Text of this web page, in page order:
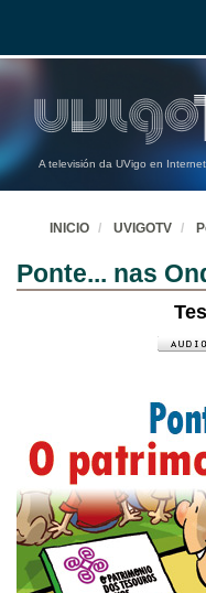
A televisión da UVigo en Internet
INICIO UVIGOTV
Ponte... nas